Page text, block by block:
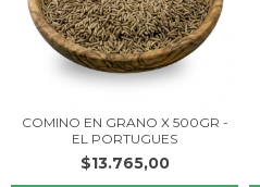
COMINO EN GRANO X 500GR -
EL PORTUGUES
$13.765,00